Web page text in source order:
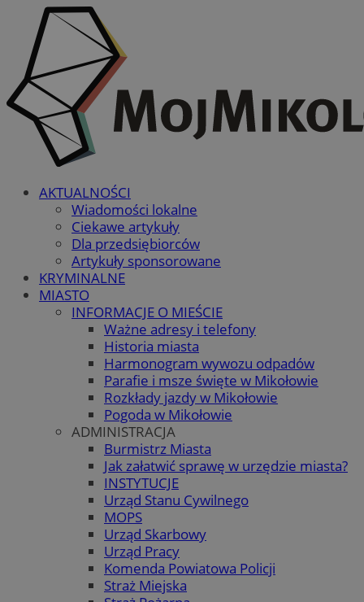
AKTUALNOŚCI
Wiadomości lokalne
Ciekawe artykuły
Dla przedsiębiorców
Artykuły sponsorowane
KRYMINALNE
MIASTO
INFORMACJE O MIEŚCIE
Ważne adresy i telefony
Historia miasta
Harmonogram wywozu odpadów
Parafie i msze święte w Mikołowie
Rozkłady jazdy w Mikołowie
Pogoda w Mikołowie
ADMINISTRACJA
Burmistrz Miasta
Jak załatwić sprawę w urzędzie miasta?
INSTYTUCJE
Urząd Stanu Cywilnego
MOPS
Urząd Skarbowy
Urząd Pracy
Komenda Powiatowa Policji
Straż Miejska